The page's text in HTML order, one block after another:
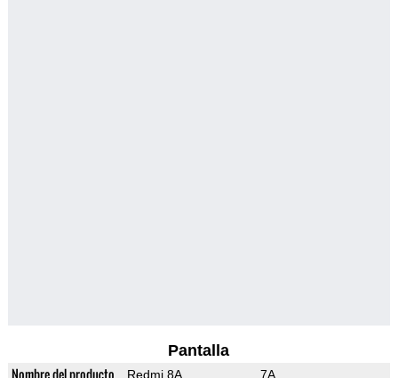
Pantalla
Nombre del producto Redmi 8A 7A